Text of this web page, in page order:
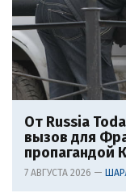
От Russia
вызов для
пропагандой
7 АВГУСТА 2026 —